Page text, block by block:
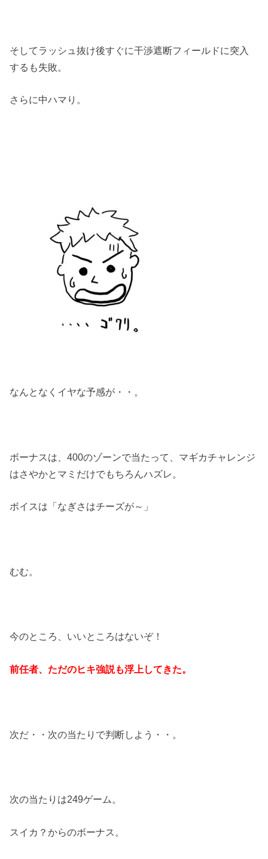
そしてラッシュ抜け後すぐに干渉遮断フィールドに突入
するも失敗。
さらに中ハマり。
なんとなくイヤな予感が・・。
ボーナスは、400のゾーンで当たって、マギカチャレンジ
はさやかとマミだけでもちろんハズレ。
ボイスは「なぎさはチーズが～」
むむ。
今のところ、いいところはないぞ！
前任者、ただのヒキ強説も浮上してきた。
次だ・・次の当たりで判断しよう・・。
次の当たりは249ゲーム。
スイカ？からのボーナス。